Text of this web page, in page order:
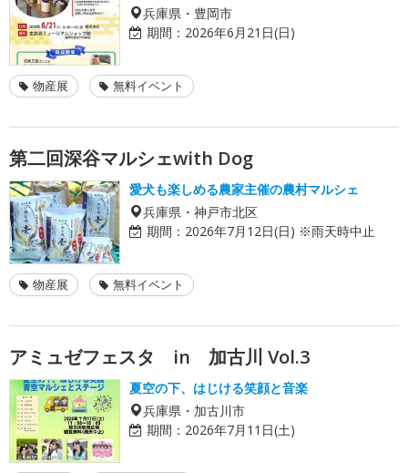
兵庫県・豊岡市
期間： 2026年6月21日(日)
物産展 無料イベント
第二回深谷マルシェwith Dog
愛犬も楽しめる農家主催の農村マルシェ
兵庫県・神戸市北区
期間： 2026年7月12日(日) ※雨天時中止
物産展 無料イベント
アミュゼフェスタ in 加古川 Vol.3
夏空の下、はじける笑顔と音楽
兵庫県・加古川市
期間： 2026年7月11日(土)